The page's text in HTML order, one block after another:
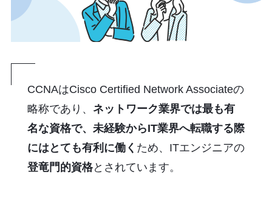
CCNAはCisco Certified Network Associateの
略称であり、 ネットワーク業界では最も有
名な資格で、未経験からIT業界へ転職する際
にはとても有利に働く ため、ITエンジニアの
登竜門的資格とされています。